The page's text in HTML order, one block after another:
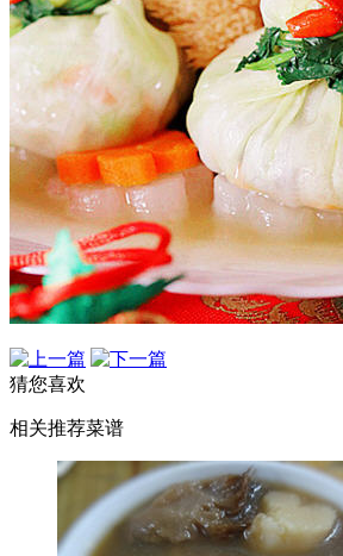
猜您喜欢
相关推荐菜谱